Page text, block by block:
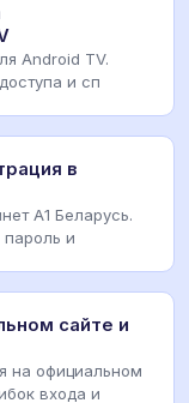
Android TV.
и сп
в
А1 Беларусь.
пароль и
сайте и
на официальном
входа и